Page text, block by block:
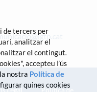
Legal
Política de
de tercers per
analitzar el
el contingut.
accepteu l’ús
nostra Política de
quines cookies